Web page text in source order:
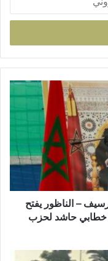
– الناظور يفتح
خطابي حاشد لحزب